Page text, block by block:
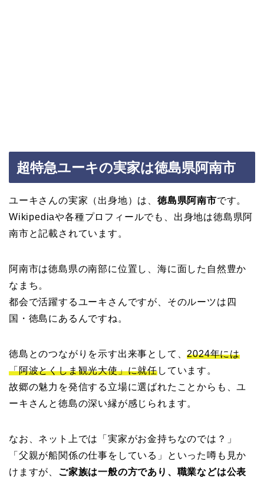
超特急ユーキの実家は徳島県阿南市
ユーキさんの実家（出身地）は、 徳島県阿南市です。
Wikipediaや各種プロフィールでも、出身地は徳島県阿
南市と記載されています。
阿南市は徳島県の南部に位置し、海に面した自然豊か
なまち。
都会で活躍するユーキさんですが、そのルーツは四
国・徳島にあるんですね。
徳島とのつながりを示す出来事として、2024年には
「阿波とくしま観光大使」に就任しています。
故郷の魅力を発信する立場に選ばれたことからも、ユ
ーキさんと徳島の深い縁が感じられます。
なお、ネット上では「実家がお金持ちなのでは？」
「父親が船関係の仕事をしている」といった噂も見か
けますが、 ご家族は一般の方であり、職業などは公表